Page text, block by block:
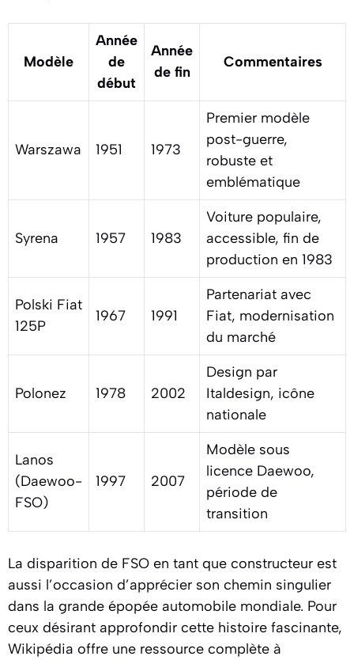
Modèle
Année
de
début
Année
de fin
Commentaires
Warszawa 1951 1973
Premier modèle
post-guerre,
robuste et
emblématique
Syrena 1957 1983
Voiture populaire,
accessible, fin de
production en 1983
Polski Fiat
125P
1967 1991
Partenariat avec
Fiat, modernisation
du marché
Polonez 1978 2002
Design par
Italdesign, icône
nationale
Lanos
(Daewoo-
FSO)
1997 2007
Modèle sous
licence Daewoo,
période de
transition
La disparition de FSO en tant que constructeur est
aussi l’occasion d’apprécier son chemin singulier
dans la grande épopée automobile mondiale. Pour
ceux désirant approfondir cette histoire fascinante,
Wikipédia offre une ressource complète à